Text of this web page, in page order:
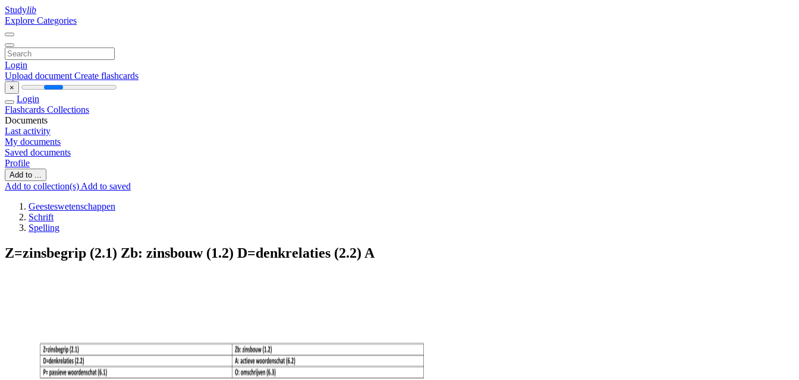
Studylib
Explore Categories
Login
Upload document Create flashcards
×
Login
Flashcards Collections
Documents
Last activity
My documents
Saved documents
Profile
Add to ...
Add to collection(s) Add to saved
Geesteswetenschappen
Schrift
Spelling
Z=zinsbegrip (2.1) Zb: zinsbouw (1.2) D=denkrelaties (2.2) A